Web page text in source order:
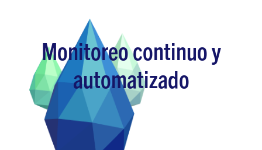
Monitoreo continuo y
automatizado